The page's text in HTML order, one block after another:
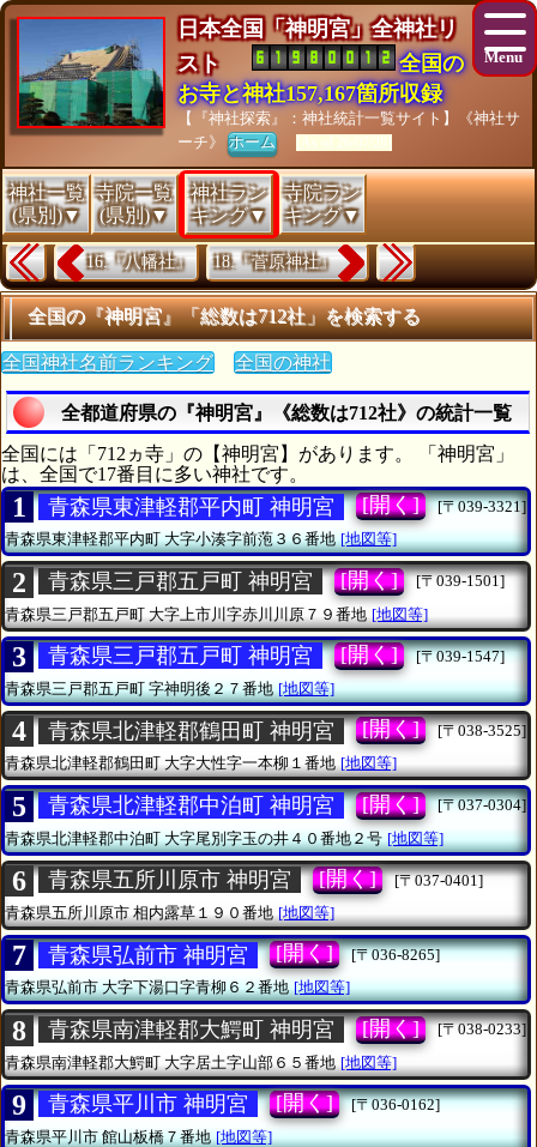
日本全国「神明宮」全神社リ
スト
全国の
お寺と神社157,167箇所収録
【『神社探索』：神社統計一覧サイト】《神社サ
ーチ》ホーム [As of 26/07/28]
神社一覧
(県別)▼
寺院一覧
(県別)▼
神社ラン
キング▼
寺院ラン
キング▼
16.『八幡社』 18.『菅原神社』
全国の『神明宮』「総数は712社」を検索する
全国神社名前ランキング 全国の神社
全都道府県の『神明宮』《総数は712社》の統計一覧
全国には「712ヵ寺」の【神明宮】があります。 「神明宮」
は、全国で17番目に多い神社です。
1 青森県東津軽郡平内町 神明宮 [開く]
[〒039-3321]
青森県東津軽郡平内町大字小湊字前萢３６番地 [地図等]
2 青森県三戸郡五戸町 神明宮 [開く]
[〒039-1501]
青森県三戸郡五戸町 大字上市川字赤川川原７９番地 [地図等]
3 青森県三戸郡五戸町 神明宮 [開く]
[〒039-1547]
青森県三戸郡五戸町字神明後２７番地 [地図等]
4 青森県北津軽郡鶴田町 神明宮 [開く]
[〒038-3525]
青森県北津軽郡鶴田町大字大性字一本柳１番地 [地図等]
5 青森県北津軽郡中泊町 神明宮 [開く]
[〒037-0304]
青森県北津軽郡中泊町大字尾別字玉の井４０番地２号 [地図等]
6 青森県五所川原市 神明宮 [開く]
[〒037-0401]
青森県五所川原市 相内露草１９０番地 [地図等]
7 青森県弘前市 神明宮 [開く]
[〒036-8265]
青森県弘前市大字下湯口字青柳６２番地 [地図等]
8 青森県南津軽郡大鰐町 神明宮 [開く]
[〒038-0233]
青森県南津軽郡大鰐町 大字居土字山部６５番地 [地図等]
9 青森県平川市 神明宮 [開く]
[〒036-0162]
青森県平川市館山板橋７番地 [地図等]